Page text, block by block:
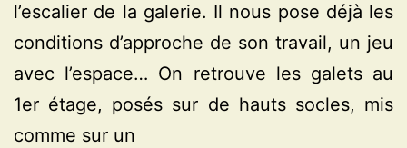
l’escalier de la galerie. Il nous pose déjà les
conditions d’approche de son travail, un jeu
avec l’espace… On retrouve les galets au
1er étage, posés sur de hauts socles, mis
comme sur un